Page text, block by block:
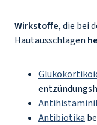
Wirkstoffe, die bei
Hautausschlägen
Antibiotika